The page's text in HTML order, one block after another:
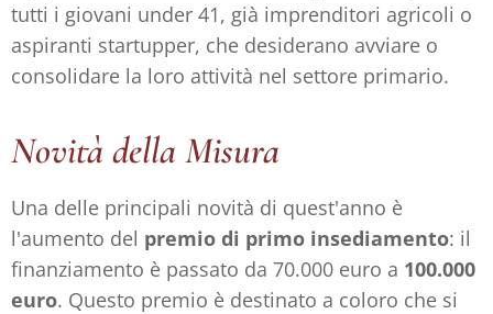
tutti i giovani under 41, già imprenditori agricoli o
aspiranti startupper, che desiderano avviare o
consolidare la loro attività nel settore primario.
Novità della Misura
Una delle principali novità di quest'anno è
l'aumento del premio di primo insediamento: il
finanziamento è passato da 70.000 euro a 100.000
euro. Questo premio è destinato a coloro che si